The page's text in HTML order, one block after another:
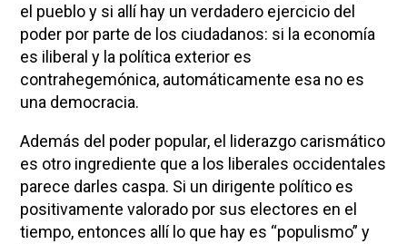
el pueblo y si allí hay un verdadero ejercicio del
poder por parte de los ciudadanos: si la economía
es iliberal y la política exterior es
contrahegemónica, automáticamente esa no es
una democracia.
Además del poder popular, el liderazgo carismático
es otro ingrediente que a los liberales occidentales
parece darles caspa. Si un dirigente político es
positivamente valorado por sus electores en el
tiempo, entonces allí lo que hay es “populismo” y